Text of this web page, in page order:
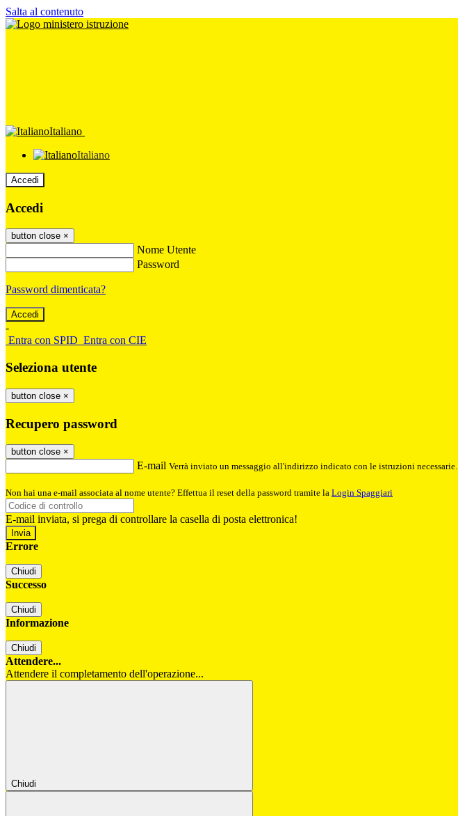
Salta al contenuto
Italiano
Italiano
Accedi
Accedi
button close ×
Nome Utente
Password
Password dimenticata?
-
Entra con SPID Entra con CIE
Seleziona utente
button close ×
Recupero password
button close ×
E-mail Verrà inviato un messaggio all'indirizzo indicato con le istruzioni necessarie.
Non hai una e-mail associata al nome utente? Effettua il reset della password tramite la Login Spaggiari
E-mail inviata, si prega di controllare la casella di posta elettronica!
Errore
Chiudi
Successo
Chiudi
Informazione
Chiudi
Attendere...
Attendere il completamento dell'operazione...
Chiudi